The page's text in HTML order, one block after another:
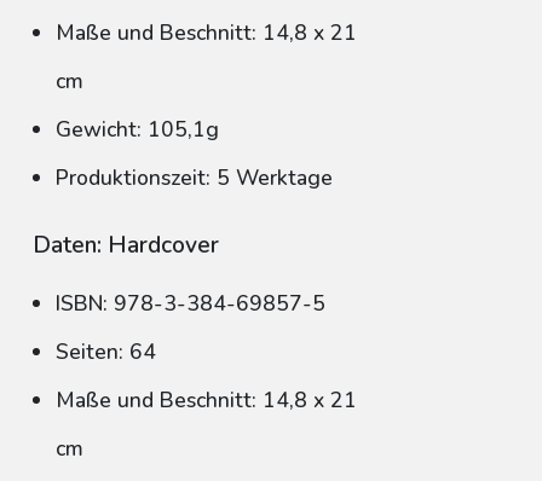
Maße und Beschnitt: 14,8 x 21
cm
Gewicht: 105,1g
Produktionszeit: 5 Werktage
Daten: Hardcover
ISBN: 978-3-384-69857-5
Seiten: 64
Maße und Beschnitt: 14,8 x 21
cm